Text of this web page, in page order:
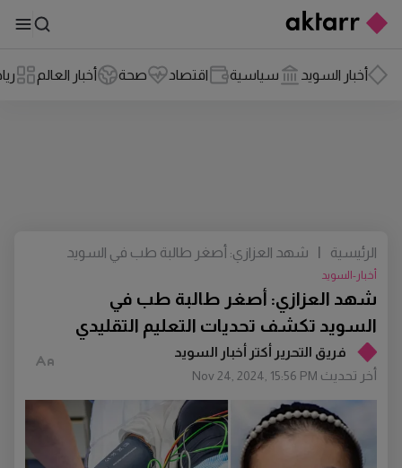
أخبار السويد سياسية اقتصاد صحة أخبار العالم
فريق التحرير أكتر أخبار السويد
أخر تحديث Nov 24, 2024, 15:56 PM
شهد العزازي: أصغر طالبة طب في
السويد تكشف تحديات التعليم التقليدي
أخبار-السويد
الرئيسية
شهد العزازي: أصغر طالبة طب في السويد